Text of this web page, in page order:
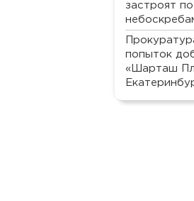
застроят
попыток
«Шарташ